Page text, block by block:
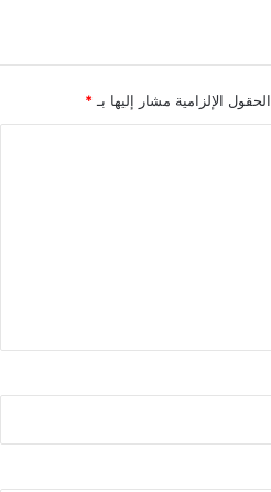
الحقول الإلزامية مشار إليها بـ *